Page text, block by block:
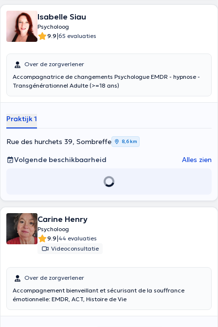
Isabelle Siau
Psycholoog
9.9|65 evaluaties
Over de zorgverlener
Accompagnatrice de changements Psychologue EMDR - hypnose -
Transgénérationnel Adulte (>=18 ans)
Praktijk 1
Rue des hurchets 39, Sombreffe 8,6 km
Volgende beschikbaarheid Alles zien
Carine Henry
Psycholoog
9.9|44 evaluaties
Videoconsultatie
Over de zorgverlener
Accompagnement bienveillant et sécurisant de la souffrance
émotionnelle: EMDR, ACT, Histoire de Vie